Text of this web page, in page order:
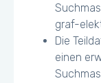
graf-
Die
einen